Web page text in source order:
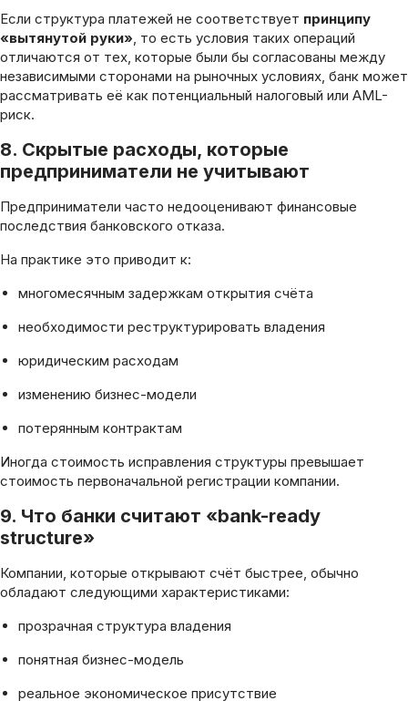
Если структура платежей не соответствует принципу
«вытянутой руки», то есть условия таких операций
отличаются от тех, которые были бы согласованы между
независимыми сторонами на рыночных условиях, банк может
рассматривать её как потенциальный налоговый или AML-
риск.
8. Скрытые расходы, которые
предприниматели не учитывают
Предприниматели часто недооценивают финансовые
последствия банковского отказа.
На практике это приводит к:
многомесячным задержкам открытия счёта
необходимости реструктурировать владения
юридическим расходам
изменению бизнес-модели
потерянным контрактам
Иногда стоимость исправления структуры превышает
стоимость первоначальной регистрации компании.
9. Что банки считают «bank-ready
structure»
Компании, которые открывают счёт быстрее, обычно
обладают следующими характеристиками:
прозрачная структура владения
понятная бизнес-модель
реальное экономическое присутствие